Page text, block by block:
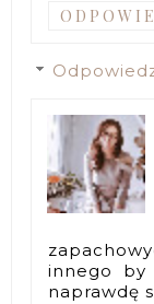
innego by
naprawdę